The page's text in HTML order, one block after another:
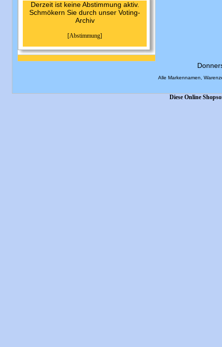
Derzeit ist keine Abstimmung aktiv.
Schmökern Sie durch unser Voting-
Archiv
[Abstimmung]
Alle Markennamen,
Diese Online